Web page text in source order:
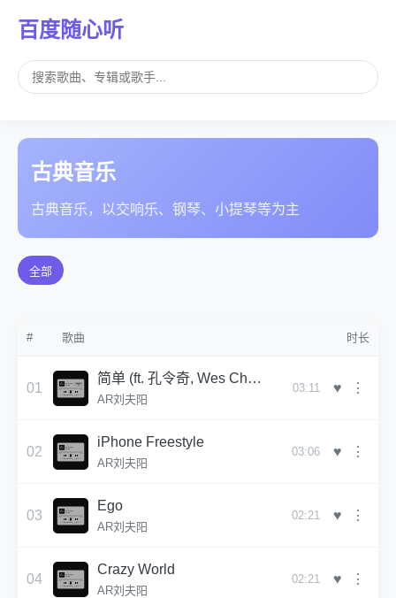
百度随心听
古典音乐
古典音乐，以交响乐、钢琴、小提琴等为主
全部
# 歌曲 时长
01
简单 (ft. 孔令奇, Wes Chen)（伴奏）
AR刘夫阳
03:11 ♥ ⋮
02
iPhone Freestyle
AR刘夫阳
03:06 ♥ ⋮
03
Ego
AR刘夫阳
02:21 ♥ ⋮
04
Crazy World
AR刘夫阳
02:21 ♥ ⋮